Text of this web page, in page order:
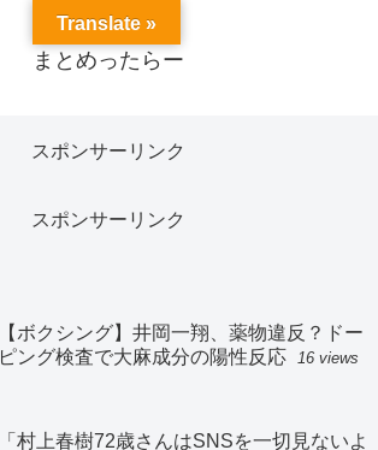
まとめったらー
スポンサーリンク
スポンサーリンク
【ボクシング】井岡一翔、薬物違反？ドー
ピング検査で大麻成分の陽性反応
16 views
「村上春樹72歳さんはSNSを一切見ないよ
Translate »